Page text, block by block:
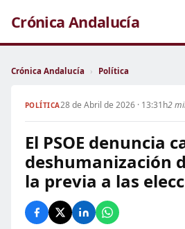
Crónica Andalucía
Crónica Andalucía › Política
POLÍTICA28 de Abril de 2026 · 13:31h2
El PSOE denuncia
deshumanización
la previa a las